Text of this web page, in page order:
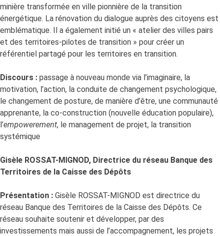
minière transformée en ville pionnière de la transition
énergétique. La rénovation du dialogue auprès des citoyens est
emblématique. Il a également initié un « atelier des villes pairs
et des territoires-pilotes de transition » pour créer un
référentiel partagé pour les territoires en transition.
Discours : passage à nouveau monde via l’imaginaire, la
motivation, l’action, la conduite de changement psychologique,
le changement de posture, de manière d’être, une communauté
apprenante, la co-construction (nouvelle éducation populaire),
l’empowerement, le management de projet, la transition
systémique
Gisèle ROSSAT-MIGNOD, Directrice du réseau Banque des
Territoires de la Caisse des Dépôts
Présentation : Gisèle ROSSAT-MIGNOD est directrice du
réseau Banque des Territoires de la Caisse des Dépôts. Ce
réseau souhaite soutenir et développer, par des
investissements mais aussi de l’accompagnement, les projets